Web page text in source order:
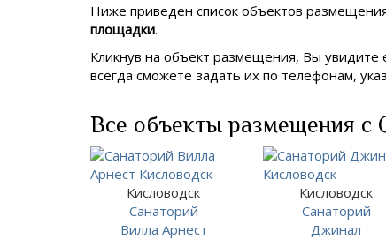
Ниже приведен список объектов
площадки.
Кликнув на объект размещения, Вы увидите
всегда сможете задать их по телефонам,
Все объекты размещения с
Кисловодск
Санаторий
Вилла Арнест
Кисловодск
Санаторий
Джинал